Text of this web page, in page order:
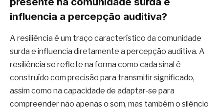
influencia a percepção auditiva?
A resiliência é um traço característico da comunidade
surda e influencia diretamente a percepção auditiva. A
resiliência se reflete na forma como cada sinal é
construído com precisão para transmitir significado,
assim como na capacidade de adaptar-se para
compreender não apenas o som, mas também o silêncio